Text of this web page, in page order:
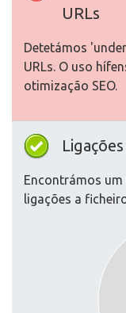
URLs
Detetámos
URLs. O uso
otimização SEO.
Encontrámos
ligações a